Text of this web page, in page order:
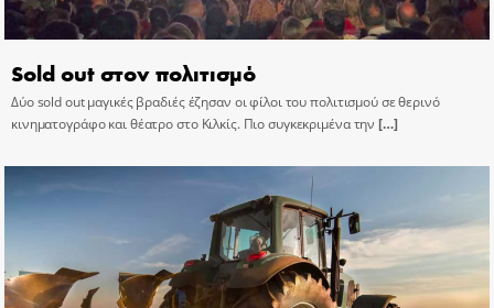
Sold out στον πολιτισμό
Δύο sold out μαγικές βραδιές έζησαν οι φίλοι του πολιτισμού σε θερινό
κινηματογράφο και θέατρο στο Κιλκίς. Πιο συγκεκριμένα την […]